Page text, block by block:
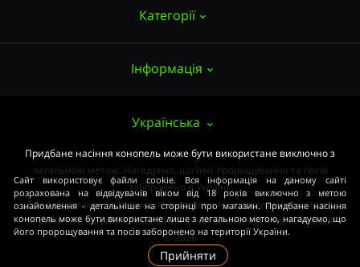
Категорії
Потужні сорти
Медичні сорти
Початківцям
ОПТОМ
Інформація
Публічний договір (ОФЕРТА)
Оплата та доставка
Умови угоди
Закон
Українська
Придбане насіння конопель може бути використане виключно з
легальною метою. Нагадуємо, що їхнє пророщування та посів
заборонено в Україні.
Вся інформація на ресурсі розрахована на відвідувачів віком від
18 років та в ознайомлювальних цілях. smartshop-smartshop.ua®
© 2026
Сайт використовує файли cookie. Вся інформація на даному сайті
розрахована на відвідувачів віком від 18 років виключно з метою
ознайомлення - детальніше на сторінці про магазин. Придбане насіння
конопель може бути використане лише з легальною метою, нагадуємо, що
його пророщування та посів заборонено на території України.
Прийняти